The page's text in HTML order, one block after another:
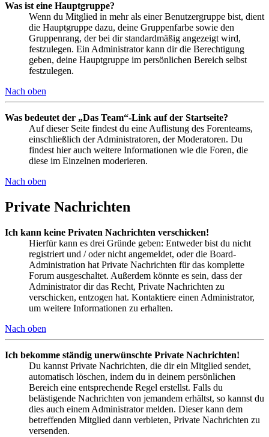
Was ist eine Hauptgruppe?
Wenn du Mitglied in mehr als einer Benutzergruppe bist, dient
die Hauptgruppe dazu, deine Gruppenfarbe sowie den
Gruppenrang, der bei dir standardmäßig angezeigt wird,
festzulegen. Ein Administrator kann dir die Berechtigung
geben, deine Hauptgruppe im persönlichen Bereich selbst
festzulegen.
Nach oben
Was bedeutet der „Das Team“-Link auf der Startseite?
Auf dieser Seite findest du eine Auflistung des Forenteams,
einschließlich der Administratoren, der Moderatoren. Du
findest hier auch weitere Informationen wie die Foren, die
diese im Einzelnen moderieren.
Nach oben
Private Nachrichten
Ich kann keine Privaten Nachrichten verschicken!
Hierfür kann es drei Gründe geben: Entweder bist du nicht
registriert und / oder nicht angemeldet, oder die Board-
Administration hat Private Nachrichten für das komplette
Forum ausgeschaltet. Außerdem könnte es sein, dass der
Administrator dir das Recht, Private Nachrichten zu
verschicken, entzogen hat. Kontaktiere einen Administrator,
um weitere Informationen zu erhalten.
Nach oben
Ich bekomme ständig unerwünschte Private Nachrichten!
Du kannst Private Nachrichten, die dir ein Mitglied sendet,
automatisch löschen, indem du in deinem persönlichen
Bereich eine entsprechende Regel erstellst. Falls du
belästigende Nachrichten von jemandem erhältst, so kannst du
dies auch einem Administrator melden. Dieser kann dem
betreffenden Mitglied dann verbieten, Private Nachrichten zu
versenden.